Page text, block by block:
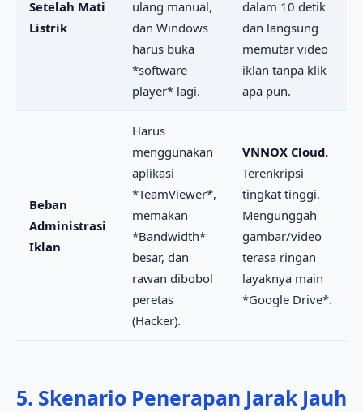
Setelah Mati
Listrik
ulang manual,
dan Windows
harus buka
*software
player* lagi.
dalam 10 detik
dan langsung
memutar video
iklan tanpa klik
apa pun.
Beban
Administrasi
Iklan
Harus
menggunakan
aplikasi
*TeamViewer*,
memakan
*Bandwidth*
besar, dan
rawan dibobol
peretas
(Hacker).
VNNOX Cloud.
Terenkripsi
tingkat tinggi.
Mengunggah
gambar/video
terasa ringan
layaknya main
*Google Drive*.
5. Skenario Penerapan Jarak Jauh